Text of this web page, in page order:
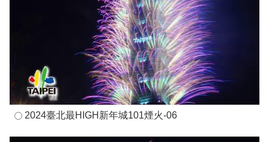
2024臺北最HIGH新年城101煙火-06